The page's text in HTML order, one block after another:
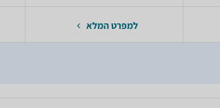
למפרט המלא